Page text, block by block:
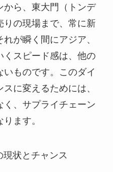
から、東大門（トンデ
りの現場まで、常に新
が瞬く間にアジア、
くスピード感は、他の
ものです。このダイ
に変えるためには、
、サプライチェーン
ます。
状とチャンス